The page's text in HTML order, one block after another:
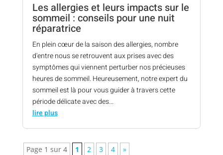
Les allergies et leurs impacts sur le
sommeil : conseils pour une nuit
réparatrice
En plein cœur de la saison des allergies, nombre
d'entre nous se retrouvent aux prises avec des
symptômes qui viennent perturber nos précieuses
heures de sommeil. Heureusement, notre expert du
sommeil est là pour vous guider à travers cette
période délicate avec des...
lire plus
Page 1 sur 4 1 2 3 4 »